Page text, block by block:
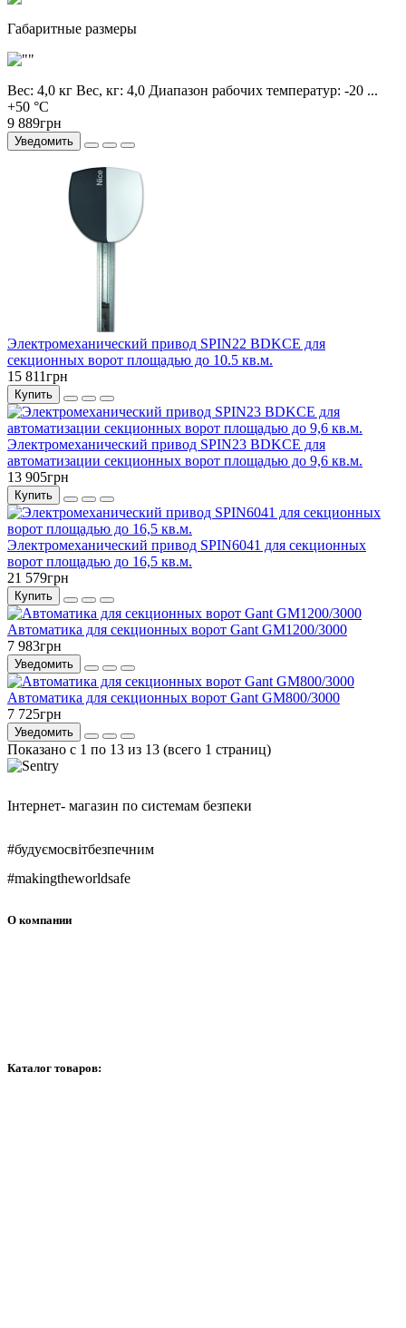
Габаритные размеры
Вес: 4,0 кг Вес, кг: 4,0 Диапазон рабочих температур: -20 ...
+50 °C
9 889грн
Уведомить
Электромеханический привод SPIN22 BDKCE для
секционных ворот площадью до 10.5 кв.м.
15 811грн
Купить
Электромеханический привод SPIN23 BDKCE для
автоматизации секционных ворот площадью до 9,6 кв.м.
13 905грн
Купить
Электромеханический привод SPIN6041 для секционных
ворот площадью до 16,5 кв.м.
21 579грн
Купить
Автоматика для секционных ворот Gant GM1200/3000
7 983грн
Уведомить
Автоматика для секционных ворот Gant GM800/3000
7 725грн
Уведомить
Показано с 1 по 13 из 13 (всего 1 страниц)
Інтернет- магазин по системам безпеки
#будуємосвітбезпечним
#makingtheworldsafe
О компании
Каталог товаров: